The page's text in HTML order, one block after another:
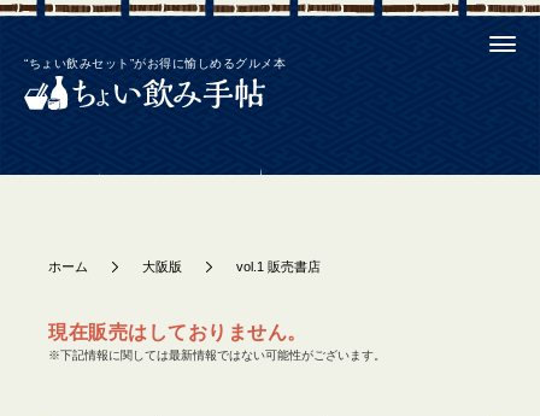
“ちょい飲みセット”がお得に愉しめるグルメ本
ホーム 大阪版 vol.1 販売書店
現在販売はしておりません。
※下記情報に関しては最新情報ではない可能性がございます。